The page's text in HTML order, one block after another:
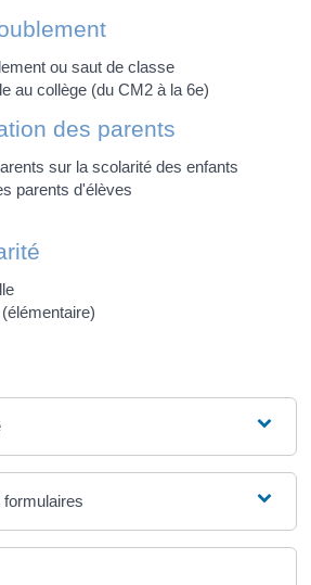
ou saut de classe
au collège (du CM2 à la 6e)
des parents
sur la scolarité des enfants
parents d'élèves